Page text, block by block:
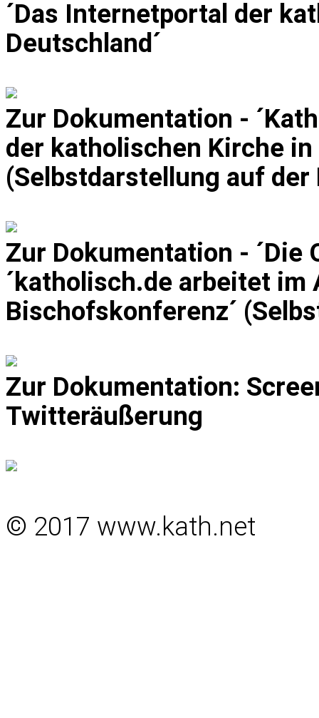
´Das Internetportal der
Deutschland´
Zur Dokumentation -
der katholischen Kirche in
(Selbstdarstellung auf der
Zur Dokumentation - ´Die
´katholisch.de arbeitet
Bischofskonferenz´
Zur Dokumentation:
Twitteräußerung
© 2017 www.kath.net